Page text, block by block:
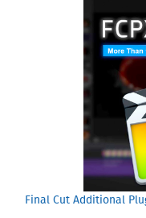
Final Cut Additional